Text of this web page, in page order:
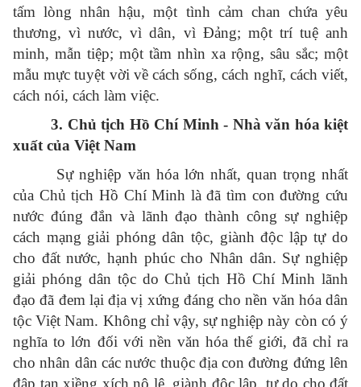
tấm lòng nhân hậu, một tình cảm chan chứa yêu
thương, vì nước, vì dân, vì Đảng; một trí tuệ anh
minh, mẫn tiệp; một tầm nhìn xa rộng, sâu sắc; một
mẫu mực tuyệt vời về cách sống, cách nghĩ, cách viết,
cách nói, cách làm việc.
3. Chủ tịch Hồ Chí Minh - Nhà văn hóa kiệt
xuất của Việt Nam
Sự nghiệp văn hóa lớn nhất, quan trọng nhất
của Chủ tịch Hồ Chí Minh là đã tìm con đường cứu
nước đúng đắn và lãnh đạo thành công sự nghiệp
cách mạng giải phóng dân tộc, giành độc lập tự do
cho đất nước, hạnh phúc cho Nhân dân. Sự nghiệp
giải phóng dân tộc do Chủ tịch Hồ Chí Minh lãnh
đạo đã đem lại địa vị xứng đáng cho nền văn hóa dân
tộc Việt Nam. Không chỉ vậy, sự nghiệp này còn có ý
nghĩa to lớn đối với nền văn hóa thế giới, đã chỉ ra
cho nhân dân các nước thuộc địa con đường đứng lên
đập tan xiềng xích nô lệ, giành độc lập, tự do cho đất